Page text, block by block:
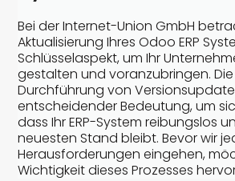
Bei der Internet-Union GmbH
Aktualisierung Ihres Odoo ERP
Schlüsselaspekt, um Ihr
gestalten und voranzubringen.
Durchführung von
entscheidender Bedeutung, um
dass Ihr ERP-System reibungslos
neuesten Stand bleibt. Bevor wir
Herausforderungen eingehen,
Wichtigkeit dieses Prozesses